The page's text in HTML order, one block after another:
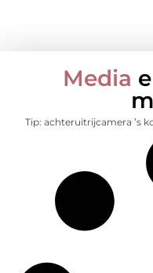
Media
Tip: achteruitrijcamera ’s